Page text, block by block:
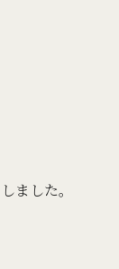
ました。